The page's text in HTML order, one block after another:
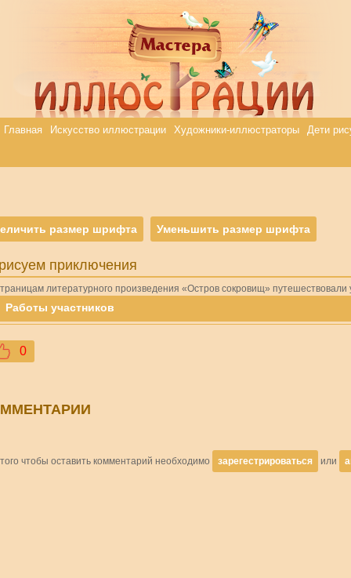
Главная Искусство иллюстрации Художники-иллюстраторы Дети
размер шрифта Уменьшить размер шрифта
приключения
литературного произведения «Остров сокровищ»
Работы участников
0
чтобы оставить комментарий необходимо зарегестрироваться или